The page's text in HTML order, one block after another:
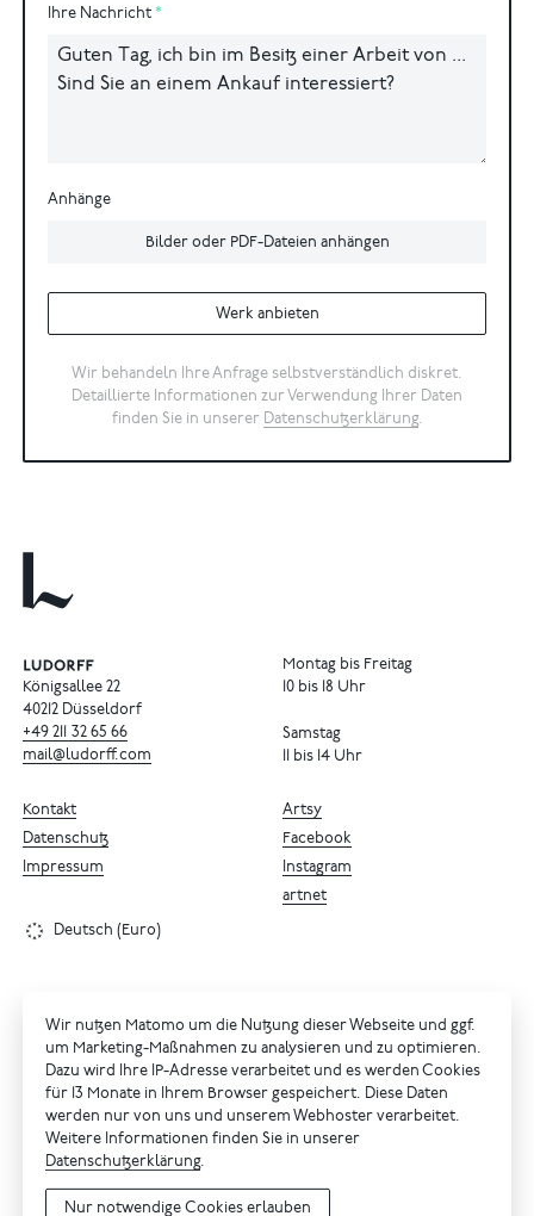
Ihre Nachricht
Anhänge
Bilder oder PDF-Dateien anhängen
Werk anbieten
Wir behandeln Ihre Anfrage selbstverständlich diskret.
Detaillierte Informationen zur Verwendung Ihrer Daten
finden Sie in unserer Datenschutzerklärung.
Königsallee 22
40212 Düsseldorf
+49 211 32 65 66
mail@ludorff.com
Montag bis Freitag
10 bis 18 Uhr
Samstag
11 bis 14 Uhr
Artsy
Facebook
Instagram
artnet
Kontakt
Datenschutz
Impressum
Deutsch (Euro)
Wir nutzen Matomo um die Nutzung dieser Webseite und ggf.
um Marketing-Maßnahmen zu analysieren und zu optimieren.
Dazu wird Ihre IP-Adresse verarbeitet und es werden Cookies
für 13 Monate in Ihrem Browser gespeichert. Diese Daten
werden nur von uns und unserem Webhoster verarbeitet.
Weitere Informationen finden Sie in unserer
Datenschutzerklärung.
Nur notwendige Cookies erlauben